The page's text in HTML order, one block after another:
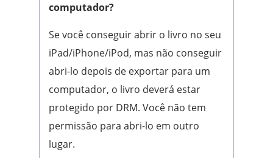
computador?
Se você conseguir abrir o livro no seu
iPad/iPhone/iPod, mas não conseguir
abri-lo depois de exportar para um
computador, o livro deverá estar
protegido por DRM. Você não tem
permissão para abri-lo em outro
lugar.